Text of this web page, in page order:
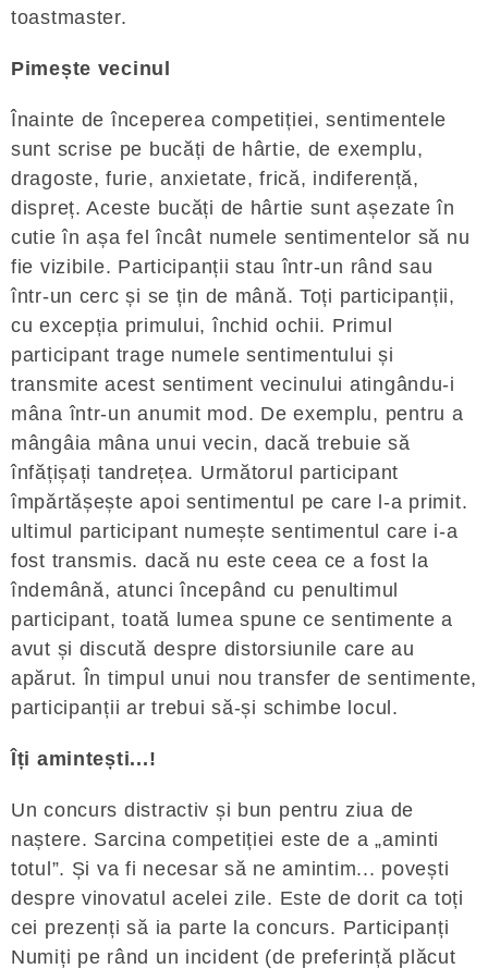
toastmaster.
Pimește vecinul
Înainte de începerea competiției, sentimentele
sunt scrise pe bucăți de hârtie, de exemplu,
dragoste, furie, anxietate, frică, indiferență,
dispreț. Aceste bucăți de hârtie sunt așezate în
cutie în așa fel încât numele sentimentelor să nu
fie vizibile. Participanții stau într-un rând sau
într-un cerc și se țin de mână. Toți participanții,
cu excepția primului, închid ochii. Primul
participant trage numele sentimentului și
transmite acest sentiment vecinului atingându-i
mâna într-un anumit mod. De exemplu, pentru a
mângâia mâna unui vecin, dacă trebuie să
înfățișați tandrețea. Următorul participant
împărtășește apoi sentimentul pe care l-a primit.
ultimul participant numește sentimentul care i-a
fost transmis. dacă nu este ceea ce a fost la
îndemână, atunci începând cu penultimul
participant, toată lumea spune ce sentimente a
avut și discută despre distorsiunile care au
apărut. În timpul unui nou transfer de sentimente,
participanții ar trebui să-și schimbe locul.
Îți amintești...!
Un concurs distractiv și bun pentru ziua de
naștere. Sarcina competiției este de a „aminti
totul”. Și va fi necesar să ne amintim... povești
despre vinovatul acelei zile. Este de dorit ca toți
cei prezenți să ia parte la concurs. Participanți
Numiți pe rând un incident (de preferință plăcut